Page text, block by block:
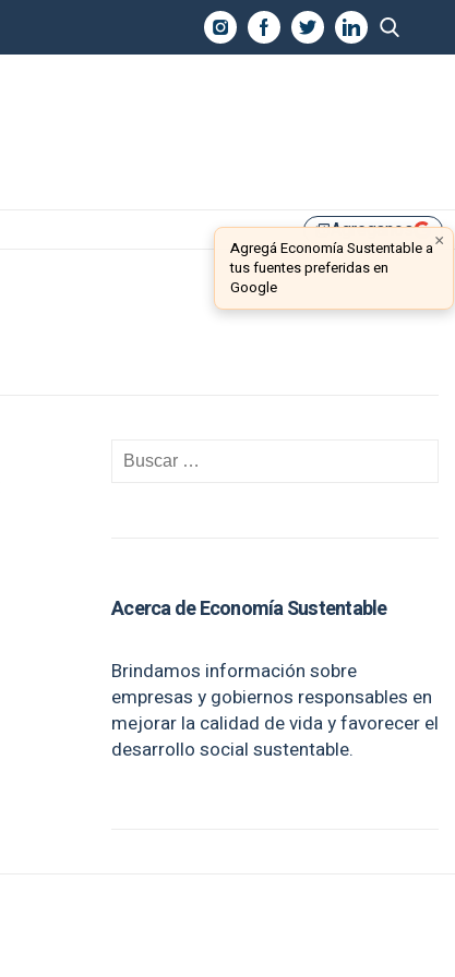
library_addAgreganos ×
Agregá Economía Sustentable a
tus fuentes preferidas en
Google
Acerca de Economía Sustentable
Brindamos información sobre
empresas y gobiernos responsables en
mejorar la calidad de vida y favorecer el
desarrollo social sustentable.